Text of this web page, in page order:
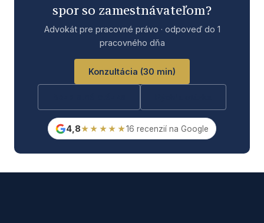
spor so zamestnávateľom?
Advokát pre pracovné právo · odpoveď do 1
pracovného dňa
Konzultácia (30 min)
4,8★★★★★16 recenzií na Google